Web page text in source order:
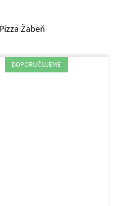
DOPORUČUJEME